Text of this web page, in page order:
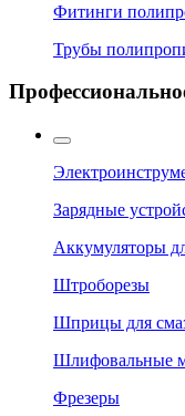
Фитинги
Трубы
Зарядные
Аккумуляторы
Штроборезы
Шприцы для
Шлифовальные
Фрезеры